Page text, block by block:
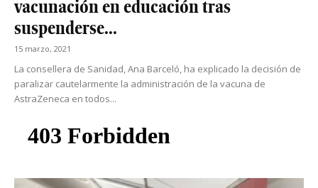
vacunación en educación tras
suspenderse...
15 marzo, 2021
La consellera de Sanidad, Ana Barceló, ha explicado la decisión de
paralizar cautelarmente la administración de la vacuna de
AstraZeneca en todos...